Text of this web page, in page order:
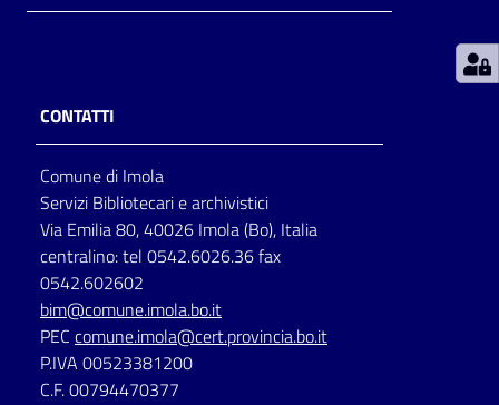
Decentrate
Seguici
su
CONTATTI
Comune di Imola
Servizi Bibliotecari e archivistici
Via Emilia 80, 40026 Imola (Bo), Italia
centralino: tel 0542.6026.36 fax
0542.602602
bim@comune.imola.bo.it
PEC comune.imola@cert.provincia.bo.it
P.IVA 00523381200
C.F. 00794470377